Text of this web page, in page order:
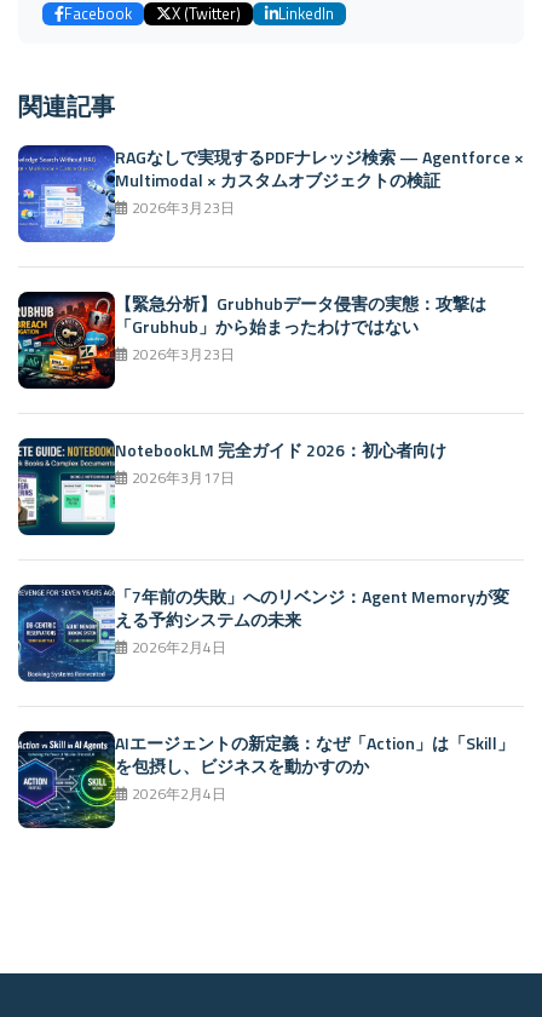
Facebook X (Twitter) LinkedIn
関連記事
RAGなしで実現するPDFナレッジ検索 — Agentforce ×
Multimodal × カスタムオブジェクトの検証
2026年3月23日
【緊急分析】Grubhubデータ侵害の実態：攻撃は
「Grubhub」から始まったわけではない
2026年3月23日
NotebookLM 完全ガイド 2026：初心者向け
2026年3月17日
「7年前の失敗」へのリベンジ：Agent Memoryが変
える予約システムの未来
2026年2月4日
AIエージェントの新定義：なぜ「Action」は「Skill」
を包摂し、ビジネスを動かすのか
2026年2月4日